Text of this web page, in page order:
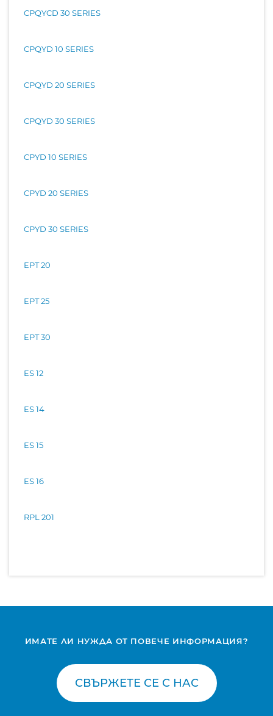
CPQYCD 30 SERIES
CPQYD 10 SERIES
CPQYD 20 SERIES
CPQYD 30 SERIES
CPYD 10 SERIES
CPYD 20 SERIES
CPYD 30 SERIES
EPT 20
EPT 25
EPT 30
ES 12
ES 14
ES 15
ES 16
RPL 201
ИМАТЕ ЛИ НУЖДА ОТ ПОВЕЧЕ ИНФОРМАЦИЯ?
СВЪРЖЕТЕ СЕ С НАС